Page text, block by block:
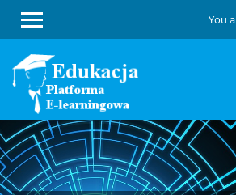
main
content
You